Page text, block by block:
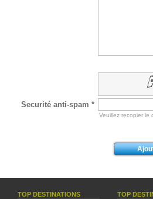
Securité anti-spam *
Veuillez recopier le
TOP DESTINATIONS TOP